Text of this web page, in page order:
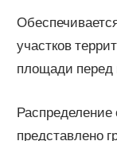
участков
площади перед
представлено